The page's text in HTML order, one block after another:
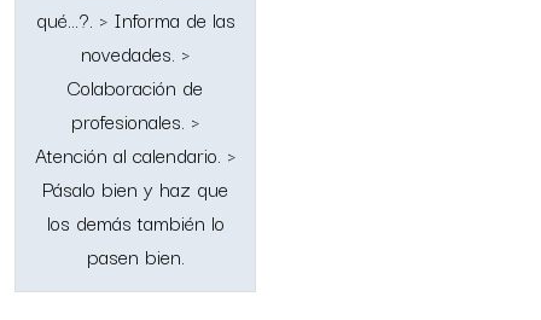
qué…?. > Informa de las
novedades. >
Colaboración de
profesionales. >
Atención al calendario. >
Pásalo bien y haz que
los demás también lo
pasen bien.